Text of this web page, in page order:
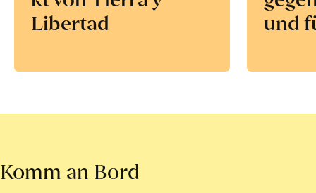
Libertad
und
Komm an Bord